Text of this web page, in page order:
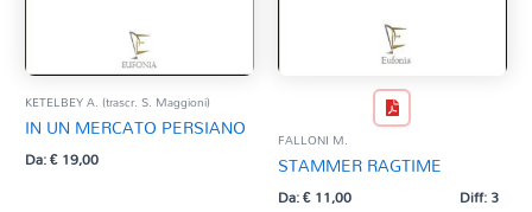
KETELBEY A. (trascr. S. Maggioni)
IN UN MERCATO PERSIANO
Da:€19,00
FALLONI M.
STAMMER RAGTIME
Da:€11,00 Diff: 3